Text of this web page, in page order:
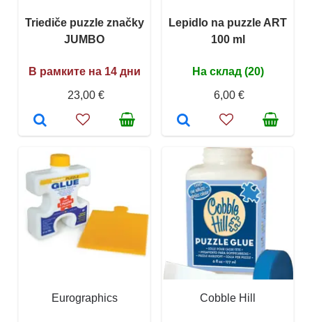
Triediče puzzle značky
JUMBO
В рамките на 14 дни
23,00 €
Lepidlo na puzzle ART
100 ml
На склад (20)
6,00 €
Eurographics Cobble Hill